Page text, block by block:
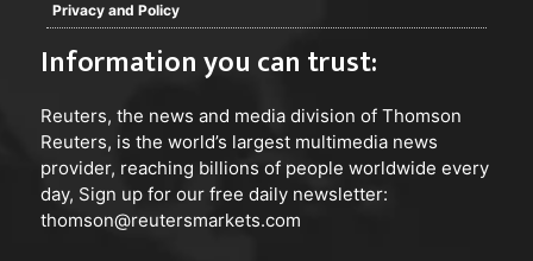
Privacy and Policy
Information you can trust:
Reuters, the news and media division of Thomson
Reuters, is the world’s largest multimedia news
provider, reaching billions of people worldwide every
day, Sign up for our free daily newsletter:
thomson@reutersmarkets.com